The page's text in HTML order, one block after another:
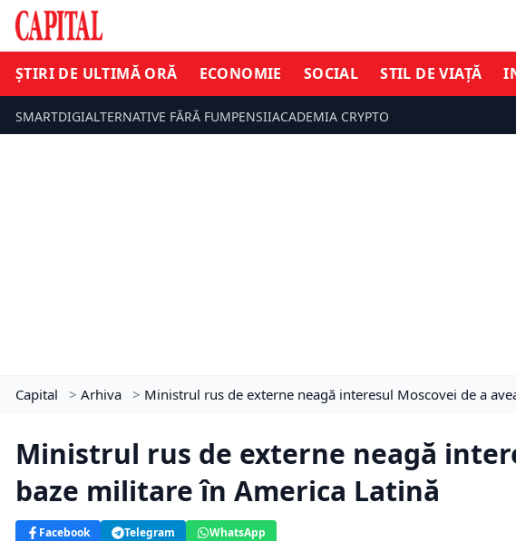
ȘTIRI DE ULTIMĂ ORĂ ECONOMIE SOCIAL STIL DE VIAȚĂ
SMARTDIGIALTERNATIVE FĂRĂ FUMPENSIIACADEMIA CRYPTO
Capital > Arhiva > Ministrul rus de externe neagă interesul Moscovei de a
Ministrul rus de externe neagă
baze militare în America Latină
Facebook Telegram WhatsApp